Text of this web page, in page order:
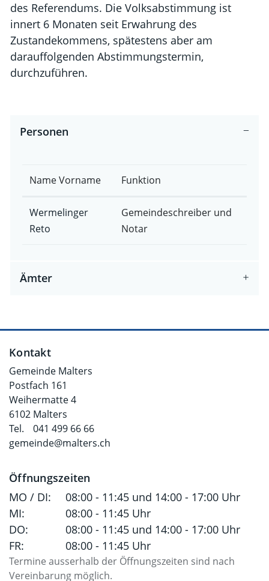
des Referendums. Die Volksabstimmung ist
innert 6 Monaten seit Erwahrung des
Zustandekommens, spätestens aber am
darauffolgenden Abstimmungstermin,
durchzuführen.
Personen
Name Vorname Funktion
Wermelinger
Reto
Gemeindeschreiber und
Notar
Ämter
Fusszeile
Kontakt
Gemeinde Malters
Postfach 161
Weihermatte 4
6102 Malters
Tel.
041 499 66 66
gemeinde@malters.ch
Öffnungszeiten
MO / DI:
08:00 - 11:45 und 14:00 - 17:00 Uhr
MI:
08:00 - 11:45 Uhr
DO:
08:00 - 11:45 und 14:00 - 17:00 Uhr
FR:
08:00 - 11:45 Uhr
Termine ausserhalb der Öffnungszeiten sind nach
Vereinbarung möglich.